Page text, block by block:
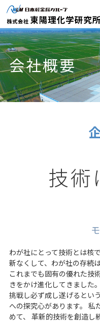
JP
板金加工製品
技術・設備情報トップ
表面処理加工
その他の金属
設計／試作
プレス
機械加工
組立
マネジメントフロー
事業所紹介
数字で見る東陽理化学研究
グループ会社
会社案内ダウンロード
テクノロジー
先輩紹介
職場紹介
採用FAQ
新卒採用データ
コラム
お問い合わせ
プライバシーポリシー
会社概要
技術
わが社にとって技術とは核
新なくして、わが社の存続
これまでも固有の優れた技
きをかけ進化してきました
挑戦し必ず成し遂げるとい
への探究心があります。 私
めて、 革新的技術を創造し